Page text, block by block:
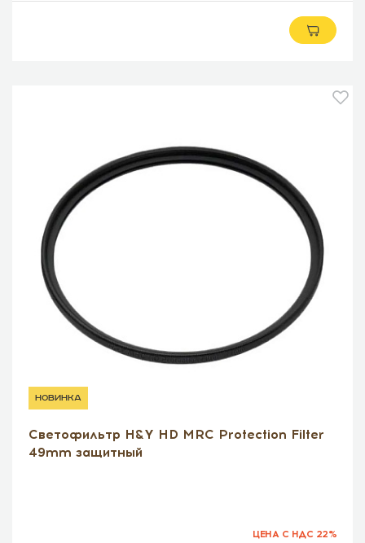
новинка
Светофильтр H&Y HD MRC Protection Filter
49mm защитный
ЦЕНА С НДС 22%